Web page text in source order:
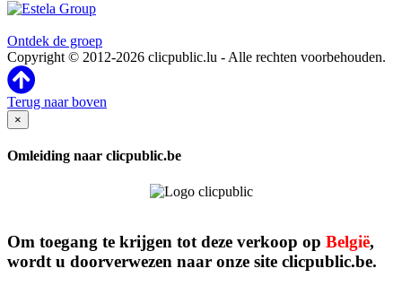
Ontdek de groep
Copyright © 2012-2026 clicpublic.lu - Alle rechten voorbehouden.
Terug naar boven
×
Omleiding naar clicpublic.be
Om toegang te krijgen tot deze verkoop op België,
wordt u doorverwezen naar onze site clicpublic.be.